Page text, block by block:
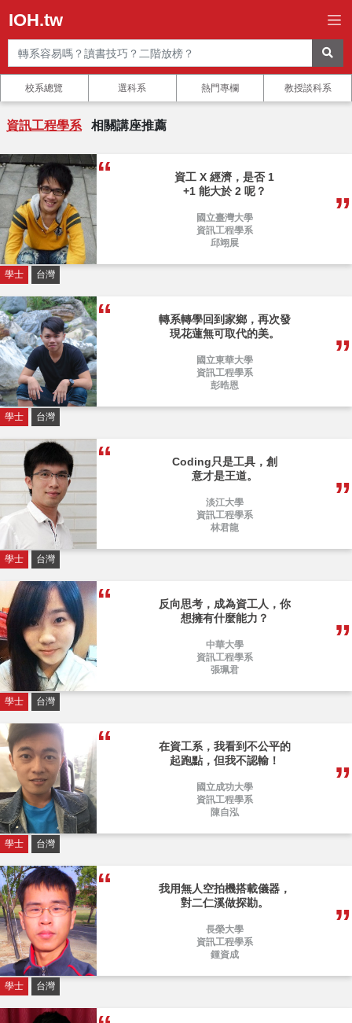
IOH.tw
校系總覽 選科系 熱門專欄 教授談科系
資訊工程學系 相關講座推薦
資工 X 經濟，是否 1
+1 能大於 2 呢？
國立臺灣大學
資訊工程學系
邱翊展
學士 台灣
轉系轉學回到家鄉，再次發
現花蓮無可取代的美。
國立東華大學
資訊工程學系
彭晧恩
學士 台灣
Coding只是工具，創
意才是王道。
淡江大學
資訊工程學系
林君龍
學士 台灣
反向思考，成為資工人，你
想擁有什麼能力？
中華大學
資訊工程學系
張珮君
學士 台灣
在資工系，我看到不公平的
起跑點，但我不認輸！
國立成功大學
資訊工程學系
陳自泓
學士 台灣
我用無人空拍機搭載儀器，
對二仁溪做探勘。
長榮大學
資訊工程學系
鍾資成
學士 台灣